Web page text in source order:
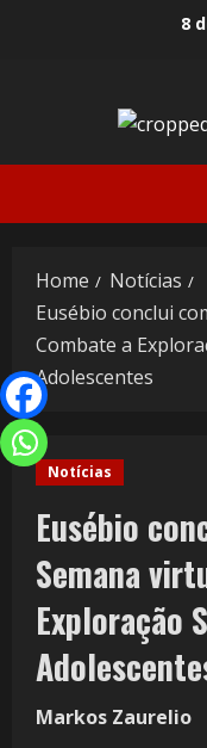
8
Home
Notícias
Eusébio conclui
Combate a
Adolescentes
Notícias
Eusébio
Semana
Exploração
Markos Zaurelio